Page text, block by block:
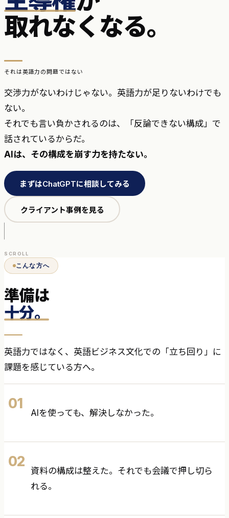
取れなくなる。
それは英語力の問題ではない
交渉力がないわけじゃない。英語力が足りないわけでも
ない。
それでも言い負かされるのは、「反論できない構成」で
話されているからだ。
AIは、その構成を崩す力を持たない。
まずはChatGPTに相談してみる
クライアント事例を見る
SCROLL
こんな方へ
準備は
十分。
英語力ではなく、英語ビジネス文化での「立ち回り」に
課題を感じている方へ。
01
AIを使っても、解決しなかった。
02
資料の構成は整えた。それでも会議で押し切ら
れる。